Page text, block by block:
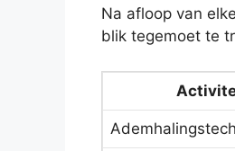
Na afloop van
blik tegemoet te